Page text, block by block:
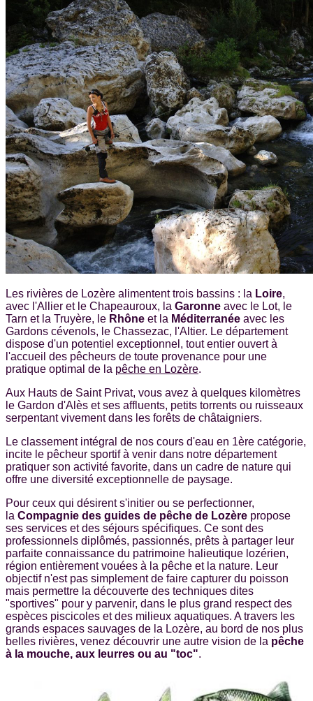
Les rivières de Lozère alimentent trois bassins : la Loire,
avec l'Allier et le Chapeauroux, la Garonne avec le Lot, le
Tarn et la Truyère, le Rhône et la Méditerranée avec les
Gardons cévenols, le Chassezac, l'Altier. Le département
dispose d'un potentiel exceptionnel, tout entier ouvert à
l'accueil des pêcheurs de toute provenance pour une
pratique optimal de la pêche en Lozère.
Aux Hauts de Saint Privat, vous avez à quelques kilomètres
le Gardon d'Alès et ses affluents, petits torrents ou ruisseaux
serpentant vivement dans les forêts de châtaigniers.
Le classement intégral de nos cours d'eau en 1ère catégorie,
incite le pêcheur sportif à venir dans notre département
pratiquer son activité favorite, dans un cadre de nature qui
offre une diversité exceptionnelle de paysage.
Pour ceux qui désirent s'initier ou se perfectionner,
la Compagnie des guides de pêche de Lozère propose
ses services et des séjours spécifiques. Ce sont des
professionnels diplômés, passionnés, prêts à partager leur
parfaite connaissance du patrimoine halieutique lozérien,
région entièrement vouées à la pêche et la nature. Leur
objectif n'est pas simplement de faire capturer du poisson
mais permettre la découverte des techniques dites
"sportives" pour y parvenir, dans le plus grand respect des
espèces piscicoles et des milieux aquatiques. A travers les
grands espaces sauvages de la Lozère, au bord de nos plus
belles rivières, venez découvrir une autre vision de la pêche
à la mouche, aux leurres ou au "toc".